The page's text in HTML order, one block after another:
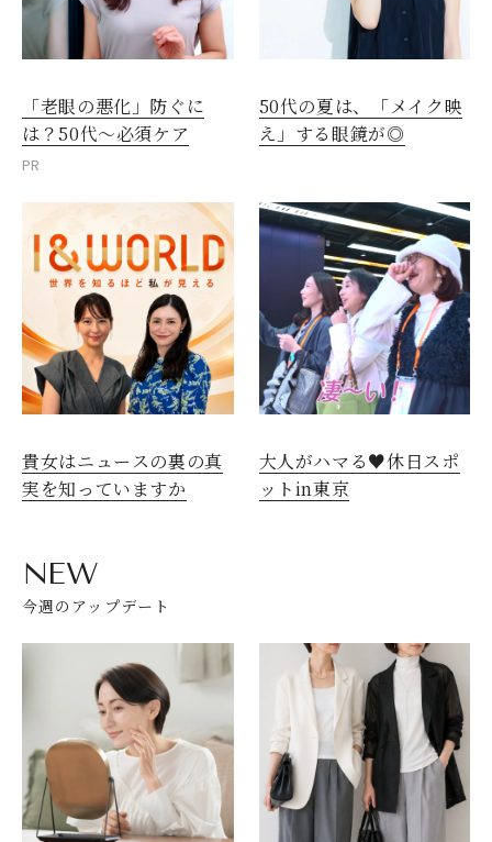
「老眼の悪化」防ぐに
は？50代～必須ケア
PR
50代の夏は、「メイク映
え」する眼鏡が◎
貴女はニュースの裏の真
実を知っていますか
大人がハマる♥休日スポ
ットin東京
NEW
今週のアップデート